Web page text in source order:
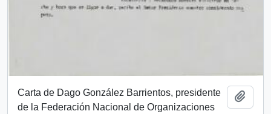
Carta de Dago González Barrientos, presidente
de la Federación Nacional de Organizaciones